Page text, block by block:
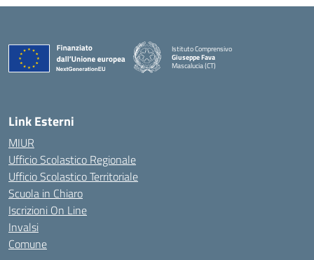
Istituto Comprensivo
Giuseppe Fava
Mascalucia (CT)
Link Esterni
MIUR
Ufficio Scolastico Regionale
Ufficio Scolastico Territoriale
Scuola in Chiaro
Iscrizioni On Line
Invalsi
Comune